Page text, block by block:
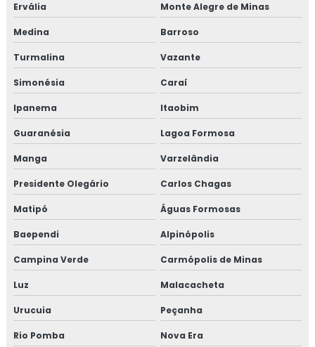
Ervália Monte Alegre de Minas
Medina Barroso
Turmalina Vazante
Simonésia Caraí
Ipanema Itaobim
Guaranésia Lagoa Formosa
Manga Varzelândia
Presidente Olegário Carlos Chagas
Matipó Águas Formosas
Baependi Alpinópolis
Campina Verde Carmópolis de Minas
Luz Malacacheta
Urucuia Peçanha
Rio Pomba Nova Era